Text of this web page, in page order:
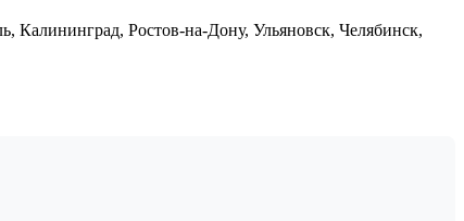
Калининград, Ростов-на-Дону, Ульяновск, Челябинск,